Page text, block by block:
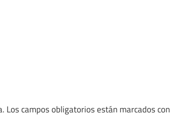
Los campos obligatorios están marcados con